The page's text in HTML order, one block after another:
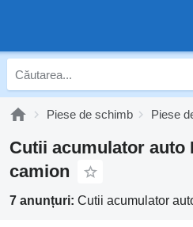
Piese de schimb Piese
Cutii acumulator auto
camion
7 anunțuri: Cutii acumulator